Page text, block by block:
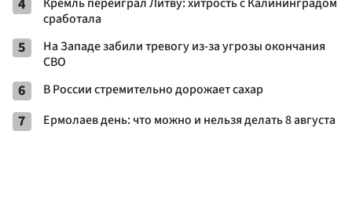
4
сработала
5
На Западе забили тревогу из-за угрозы окончания
СВО
6 В России стремительно дорожает сахар
7 Ермолаев день: что можно и нельзя делать 8 августа